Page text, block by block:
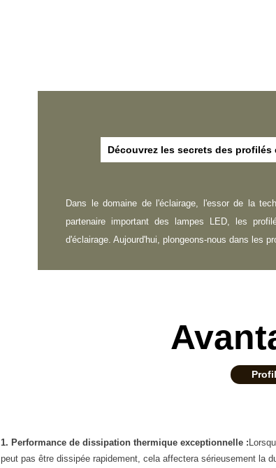
Découvrez les secrets des
Dans le domaine de l'éclairage, l'essor de la
partenaire important des lampes LED, les
d'éclairage. Aujourd'hui, plongeons-nous dans les
1. Performance de dissipation thermique exceptionnelle :
peut pas être dissipée rapidement, cela affectera sérieusement la